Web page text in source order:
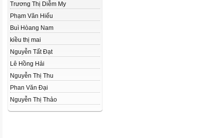
Trương Thị Diễm My
Phạm Văn Hiếu
Buì Hòang Nam
kiều thị mai
Nguyễn Tất Đạt
Lê Hồng Hải
Nguyễn Thị Thu
Phan Văn Đại
Nguyễn Thị Thảo